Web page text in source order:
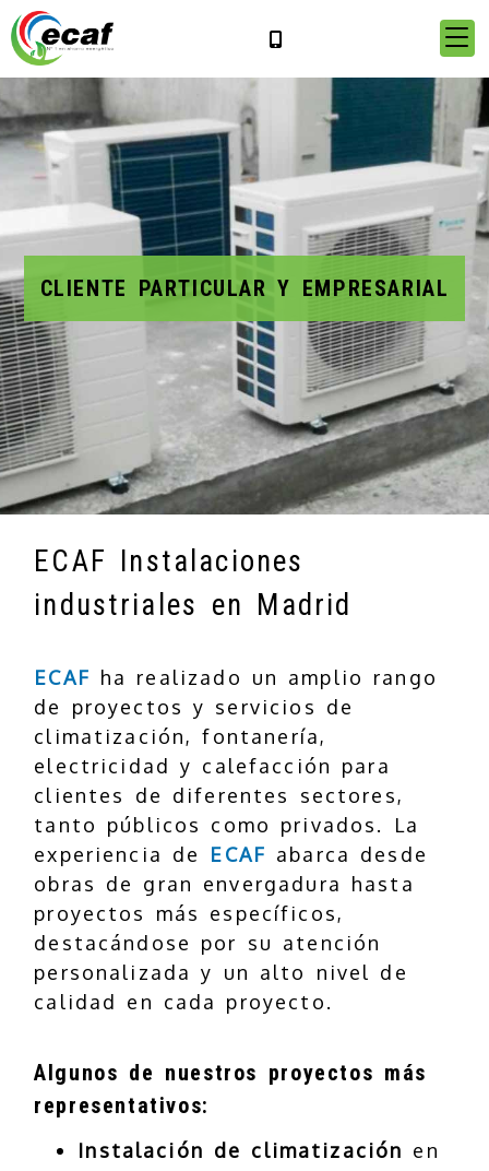
CLIENTE PARTICULAR Y EMPRESARIAL
ECAF Instalaciones
industriales en Madrid
ECAF ha realizado un amplio rango
de proyectos y servicios de
climatización, fontanería,
electricidad y calefacción para
clientes de diferentes sectores,
tanto públicos como privados. La
experiencia de ECAF abarca desde
obras de gran envergadura hasta
proyectos más específicos,
destacándose por su atención
personalizada y un alto nivel de
calidad en cada proyecto.
Algunos de nuestros proyectos más
representativos:
Instalación de climatización en